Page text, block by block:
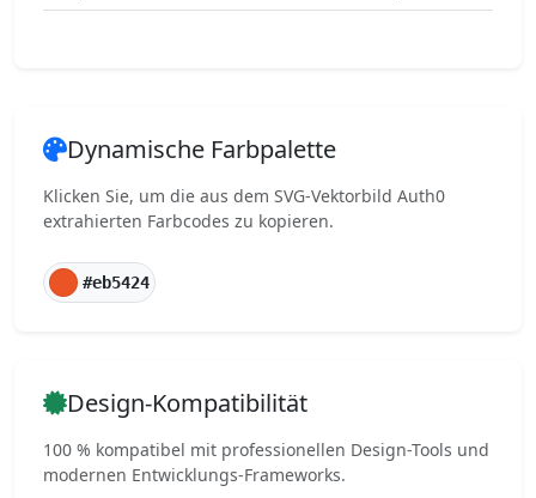
Dynamische Farbpalette
Klicken Sie, um die aus dem SVG-Vektorbild Auth0
extrahierten Farbcodes zu kopieren.
#eb5424
Design-Kompatibilität
100 % kompatibel mit professionellen Design-Tools und
modernen Entwicklungs-Frameworks.